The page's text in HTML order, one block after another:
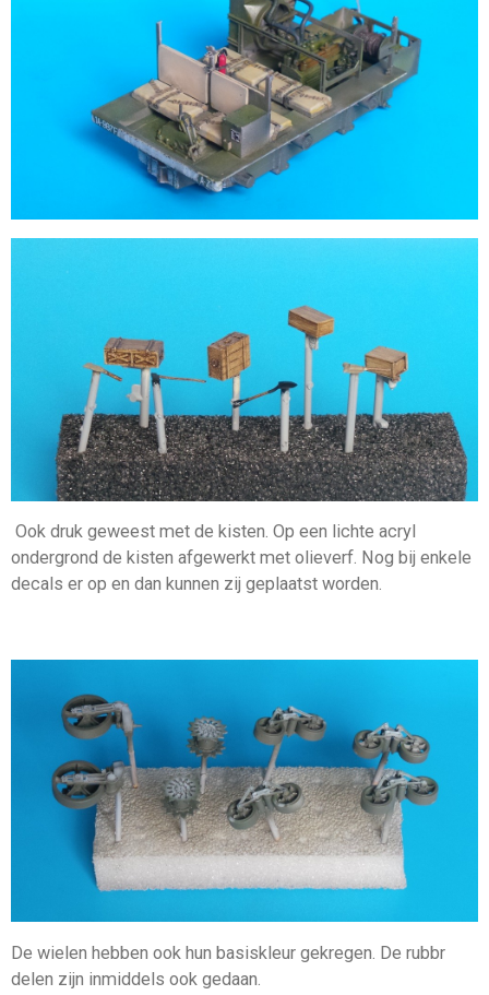
Ook druk geweest met de kisten. Op een lichte acryl
ondergrond de kisten afgewerkt met olieverf. Nog bij enkele
decals er op en dan kunnen zij geplaatst worden.
De wielen hebben ook hun basiskleur gekregen. De rubbr
delen zijn inmiddels ook gedaan.